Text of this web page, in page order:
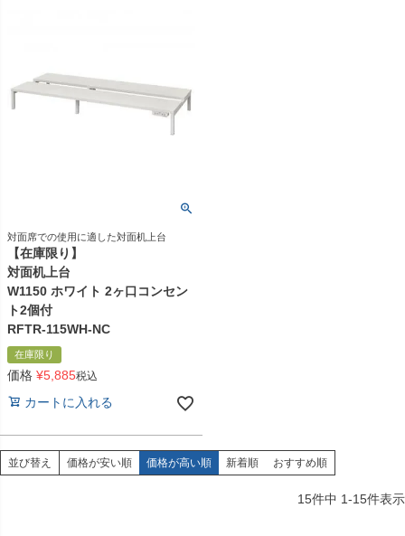
対面席での使用に適した対面机上台
【在庫限り】
対面机上台
W1150 ホワイト 2ヶ口コンセン
ト2個付
RFTR-115WH-NC
在庫限り
価格 ¥5,885税込
カートに入れる
並び替え 価格が安い順 価格が高い順 新着順 おすすめ順
15件中 1-15件表示